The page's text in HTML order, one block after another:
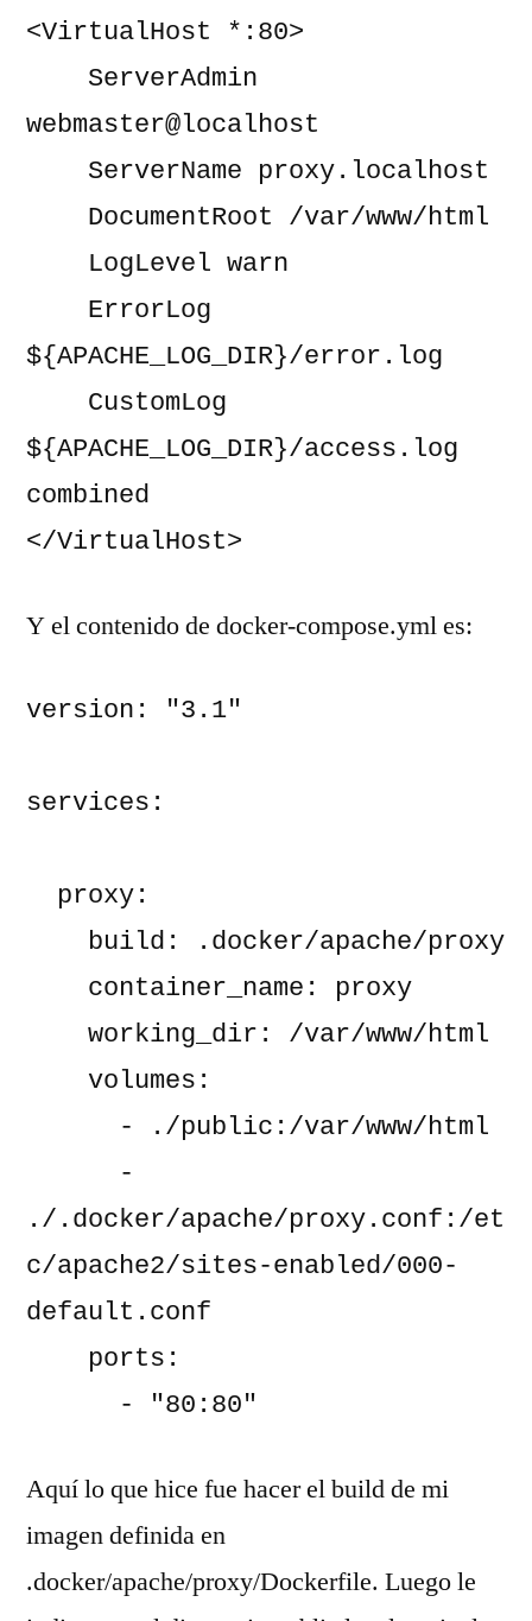
<VirtualHost *:80>
webmaster@localhost
    ServerName proxy.localhost
    DocumentRoot /var/www/html
    LogLevel warn
${APACHE_LOG_DIR}/error.log
${APACHE_LOG_DIR}/access.log
combined
</VirtualHost>
Y el contenido de docker-compose.yml es:
version: "3.1"
services:
  proxy:
    build: .docker/apache/proxy
    container_name: proxy
    working_dir: /var/www/html
    volumes:
      - ./public:/var/www/html
./.docker/apache/proxy.conf:/et
c/apache2/sites-enabled/000-
default.conf
    ports:
      - "80:80"
Aquí lo que hice fue hacer el build de mi
imagen definida en
.docker/apache/proxy/Dockerfile. Luego le